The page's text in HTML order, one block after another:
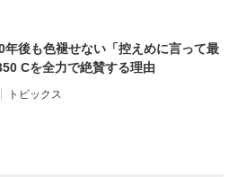
年後も色褪せない「控えめに言って最
Cを全力で絶賛する理由
トピックス